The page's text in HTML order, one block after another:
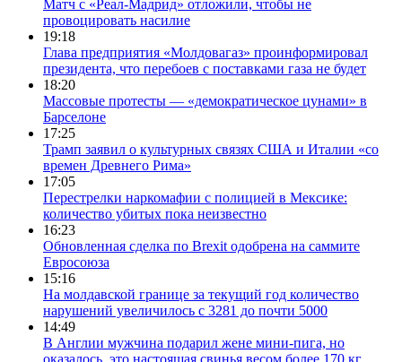
Матч с «Реал-Мадрид» отложили, чтобы не
провоцировать насилие
19:18
Глава предприятия «Молдовагаз» проинформировал
президента, что перебоев с поставками газа не будет
18:20
Массовые протесты — «демократическое цунами» в
Барселоне
17:25
Трамп заявил о культурных связях США и Италии «со
времен Древнего Рима»
17:05
Перестрелки наркомафии с полицией в Мексике:
количество убитых пока неизвестно
16:23
Обновленная сделка по Brexit одобрена на саммите
Евросоюза
15:16
На молдавской границе за текущий год количество
нарушений увеличилось с 3281 до почти 5000
14:49
В Англии мужчина подарил жене мини-пига, но
оказалось, это настоящая свинья весом более 170 кг